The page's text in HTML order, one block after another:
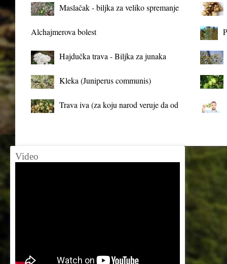
Maslačak - biljka za veliko spremanje
Alchajmerova bolest
Hajdučka trava - Biljka za junaka
Kleka (Juniperus communis)
Trava iva (za koju narod veruje da od
Video